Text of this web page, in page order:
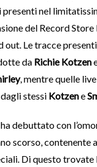
nel
del Record Store
out. Le tracce
da Richie Kotzen
, mentre quelle
stessi Kotzene
debuttato con
scorso, contenente
Di questo trovate